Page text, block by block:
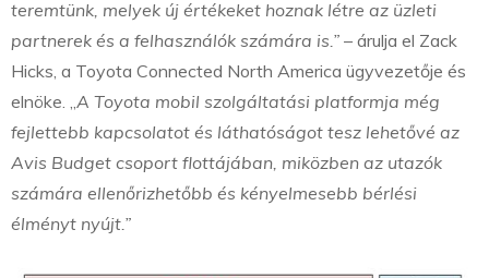
teremtünk, melyek új értékeket hoznak létre az üzleti
partnerek és a felhasználók számára is.” – árulja el Zack
Hicks, a Toyota Connected North America ügyvezetője és
elnöke. „A Toyota mobil szolgáltatási platformja még
fejlettebb kapcsolatot és láthatóságot tesz lehetővé az
Avis Budget csoport flottájában, miközben az utazók
számára ellenőrizhetőbb és kényelmesebb bérlési
élményt nyújt.”